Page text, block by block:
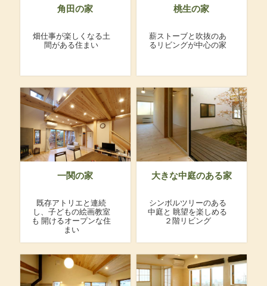
角田の家
畑仕事が楽しくなる土
間がある住まい
桃生の家
薪ストーブと吹抜のあ
るリビングが中心の家
一関の家
既存アトリエと連続
し、子どもの絵画教室
も 開けるオープンな住
まい
大きな中庭のある家
シンボルツリーのある
中庭と 眺望を楽しめる
２階リビング